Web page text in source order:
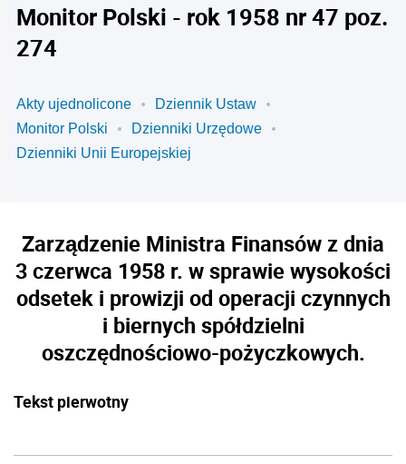
Monitor Polski - rok 1958 nr 47 poz.
274
Akty ujednolicone
Dziennik Ustaw
Monitor Polski
Dzienniki Urzędowe
Dzienniki Unii Europejskiej
Zarządzenie Ministra Finansów z dnia
3 czerwca 1958 r. w sprawie wysokości
odsetek i prowizji od operacji czynnych
i biernych spółdzielni
oszczędnościowo-pożyczkowych.
Tekst pierwotny